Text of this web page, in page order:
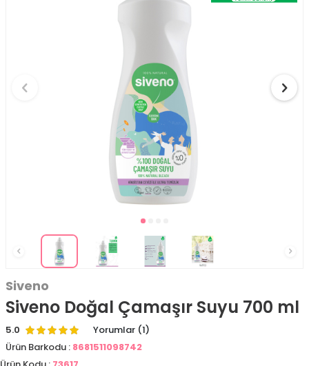
Siveno
Siveno Doğal Çamaşır Suyu 700 ml
5.0
Yorumlar (1)
Ürün Barkodu : 8681511098742